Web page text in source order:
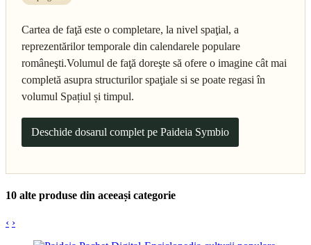
Cartea de faţă este o completare, la nivel spaţial, a
reprezentărilor temporale din calendarele populare
româneşti.Volumul de faţă doreşte să ofere o imagine cât mai
completă asupra structurilor spaţiale si se poate regasi în
volumul Spațiul și timpul.
Deschide dosarul complet pe Paideia Symbio
10 alte produse din aceeași categorie
‹ ›